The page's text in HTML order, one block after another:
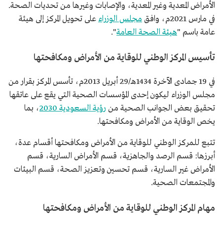
الأمراض المعدية وغير المعدية، والإصابات وغيرها من تحديات الصحة.
في مارس 2021م، وافق
مجلس الوزراءعلى تحويل المركز إلى هيئة
عامة باسم "هيئة الصحة العامة".
تأسيس المركز الوطني للوقاية من الأمراض ومكافحتها
في 19 جمادى الآخرة 1434هـ/29 أبريل 2013م، تأسس المركز بقرار من
مجلس الوزراء ليكون إحدى المؤسسات الصحية التي يقع على عاتقها
تحقيق بعض الجوانب الصحية من رؤية السعودية 2030
، بما
يخص الوقاية من الأمراض ومكافحتها.
تتبع للمركز الوطني للوقاية من الأمراض ومكافحتها أقسام عدة،
أبرزها: قسم الرصد والجاهزية، قسم الأمراض السارية، قسم
الأمراض غير السارية، قسم تحسين وتعزيز الصحة، قسم البيئات
والمجتمعات الصحية.
مهام المركز الوطني للوقاية من الأمراض ومكافحتها